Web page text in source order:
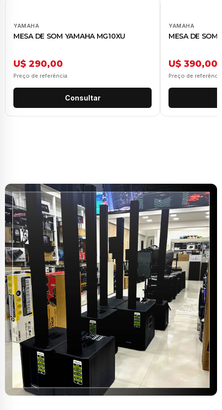
YAMAHA
MESA DE SOM YAMAHA MG10XU
U$ 290,00
Preço de referência
Consultar
YAMAHA
MESA DE SOM
U$ 390,00
Preço de referência